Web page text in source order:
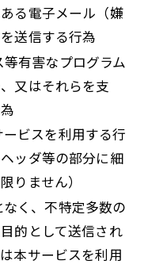
る電子メール（嫌
送信する行為
有害なプログラム
又はそれらを支
ビスを利用する行
ッダ等の部分に細
りません）
く、不特定多数の
的として送信され
本サービスを利用